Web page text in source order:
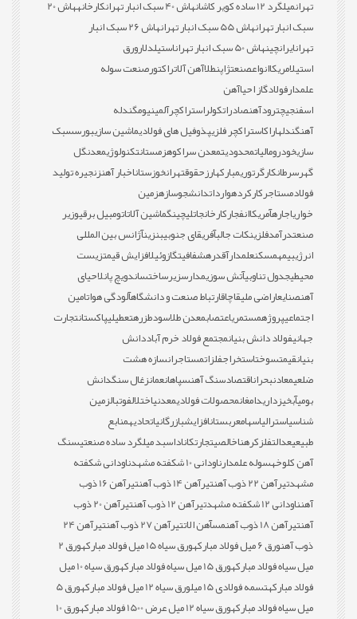
تهرانمیلگرد 12 ساده کویر کاشان هاش 40 سبک انبار تهران کارخانه
هاش 20
سبک انبار تهرانهاش 55 سبک انبار تهران
هاش 26 سبک انبار
تهرانایرانچینهاش 50 سبک انبار تهران استیلدلارورق
استیلامریکاانواعصنعتژاپنطلاآهن آلاتراکتورصنعت سوله
علمدارفولادگاز احیاآهن
اسفنجیچترودآهنصادراتکولراستراکچرآلمینیومگندله
آهنگندلهاراکاستراکچر فلزیپذوفیل های فولادیماشین سازیبورسسبک
سازیخودرومالیاتمحدودیتمعدن سراکوهزمستانتکنولوژیمعدنگل
گهرسرطانکارگرتوریمبارکهارزحقوقتهرانخوزستاناخبار آهنزنجیره تولید
فولادمستاجرکارکردهوارداتدانشجوسازهزمین
خواریاجارهآمریکاانفجارکارخانجاتلیچینگماشین آلاتاتومبیل برقیوزیر
صنعتدرآمدفلزینکات جالبآفریقای جنوبیبنزینآژانس بین المللی
انرژیبیمهمسکنعلمدارآقدرهشفافیتگازوئیلافزایش قیمتزیست
محیطیجدول تناوبیآتش سوزیمدارسزیرساختساندویچ پانلاحیای
آهنصنایعاراضی ملیقاچاقارتباط صنعت و دانشگاهآلودگی هواتامین
اجتماعیپروژهمستمریاعتصابمعدن طلاسودطزرهتعطیلیپاکستانتجارت
جهانیفولاد دانش بنیانمجتمع فولاد خرم آباددانش
بنیانقیمتسوختاستخراجفلزاتمستاجرانسازه هشت
ضلعیمعادنبحراناقتصادسنگ آهنسپاهانعمانزغال سنگدانش
بومیآبخیزداریدامغانمحصولات فولادیمعدنیاختلالفوتبالزمین
شناسیاسترالیاسهامعربستانافزایشبازرگانیاتحادیهمنابع
طبیعیعدالتفلزکرهناخالصیتجارتکاناداسبد میلگرد ساده صنعتیسنگ
آهن کلوخهسوله علمدارناودانی 10 شکفته مشهد
ناودانی شکفته
مشهدتیرآهن 22 ذوب آهن تیرآهن 14 ذوب آهن
تیرآهن 16 ذوب
آهنناودانی 12 شکفته مشهد تیرآهن 12 ذوب آهن
تیرآهن 20 ذوب
آهنتیرآهن 18 ذوب آهن مسآهن الاتتیرآهن 27 ذوب آهن
تیرآهن 24
ذوب آهنورق 6 میل فولاد مبارکه ورق سیاه 15 میل فولاد مبارکه
ورق 2
میل سیاه فولاد مبارکهورق 15 میل سیاه فولاد مبارکه
ورق سیاه 10 میل
فولاد مبارکهتسمه فولادی 15 میل ورق سیاه 12 میل فولاد مبارکه
ورق 5
میل سیاه فولاد مبارکهورق سیاه 12 میل عرض 1500 فولاد مبارکه
ورق 10